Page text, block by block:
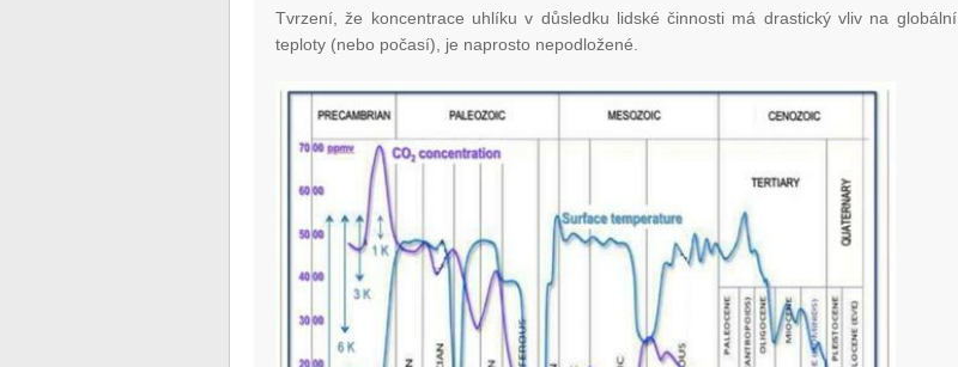
Tvrzení, že koncentrace uhlíku v důsledku lidské činnosti má drastický vliv na globální
teploty (nebo počasí), je naprosto nepodložené.